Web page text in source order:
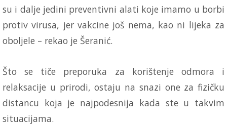
su i dalje jedini preventivni alati koje imamo u borbi
protiv virusa, jer vakcine još nema, kao ni lijeka za
oboljele – rekao je Šeranić.
Što se tiče preporuka za korištenje odmora i
relaksacije u prirodi, ostaju na snazi one za fizičku
distancu koja je najpodesnija kada ste u takvim
situacijama.